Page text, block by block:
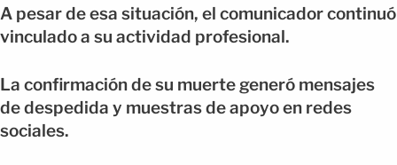
A pesar de esa situación, el comunicador continuó
vinculado a su actividad profesional.
La confirmación de su muerte generó mensajes
de despedida y muestras de apoyo en redes
sociales.